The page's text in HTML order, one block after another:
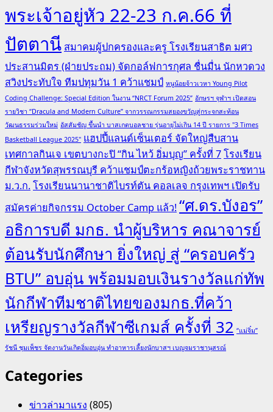
พระเจ้าอยู่หัว 22-23 ก.ค.66 ที่
ปัตตานี สมาคมผู้ปกครองและครู โรงเรียนสาธิต มศว
ประสานมิตร (ฝ่ายประถม) จัดกอล์ฟการกุศล ชื่นมื่น นักหวดวง
สวิงประทับใจ ทีมปทุมวัน 1 คว้าแชมป์ หนูน้อยจ้าวเวหา Young Pilot
Coding Challenge: Special Edition ในงาน “NRCT Forum 2025” อักษรฯ จุฬาฯ เปิดสอน
รายวิชา “Dracula and Modern Culture” จากวรรณกรรมสยองขวัญสู่กระจกสะท้อน
วัฒนธรรมร่วมใหม่ อัสสัมชัญ ขึ้นนำ บาสเกตบอลชาย รุ่นอายุไม่เกิน 14 ปี รายการ "3 Times
Basketball League 2025" แฮปปี้แลนด์เซ็นเตอร์ จัดใหญ่สืบสาน
เทศกาลกินเจ เขตบางกะปิ “กิน ไหว้ อิ่มบุญ” ครั้งที่ 7โรงเรียน
กีฬาจังหวัดสุพรรณบุรี คว้าแชมป์ตะกร้อหญิงถ้วยพระราชทาน
ม.ว.ก.โรงเรียนนานาชาติไบรท์ตัน คอลเลจ กรุงเทพฯ เปิดรับ
สมัครค่ายกิจกรรม October Camp แล้ว!“ศ.ดร.บังอร”
อธิการบดี มกธ. นำผู้บริหาร คณาจารย์
ต้อนรับนักศึกษา ยิ่งใหญ่ สู่ “ครอบครัว
BTU” อบอุ่น พร้อมมอบเงินรางวัลแก่ทัพ
นักกีฬาทีมชาติไทยของมกธ.ที่คว้า
เหรียญรางวัลกีฬาซีเกมส์ ครั้งที่ 32 “แม่จิ๋ม”
รัชนี ชุมเพ็ชร จัดงานวันเกิดอิ่มอบอุ่น ทำอาหารเลี้ยงนักบาสฯ เบญจมราชานุสรณ์
Categories
ข่าวล่ามาแรง (805)